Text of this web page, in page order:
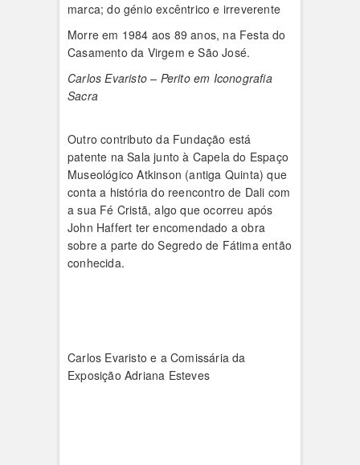
marca; do génio excêntrico e irreverente
Morre em 1984 aos 89 anos, na Festa do
Casamento da Virgem e São José.
Carlos Evaristo – Perito em Iconografia
Sacra
Outro contributo da Fundação está
patente na Sala junto à Capela do Espaço
Museológico Atkinson (antiga Quinta) que
conta a história do reencontro de Dali com
a sua Fé Cristã, algo que ocorreu após
John Haffert ter encomendado a obra
sobre a parte do Segredo de Fátima então
conhecida.
Carlos Evaristo e a Comissária da
Exposição Adriana Esteves